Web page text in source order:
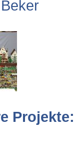
Projekte: